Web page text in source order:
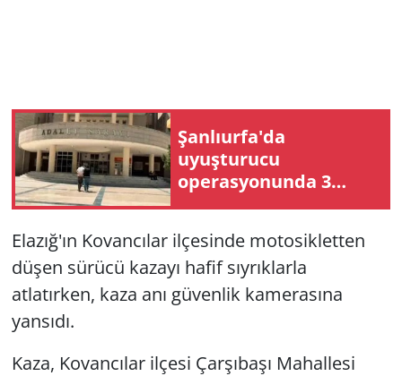
Şanlıurfa'da
uyuşturucu
operasyonunda 3
tutuklama
Elazığ'ın Kovancılar ilçesinde motosikletten
düşen sürücü kazayı hafif sıyrıklarla
atlatırken, kaza anı güvenlik kamerasına
yansıdı.
Kaza, Kovancılar ilçesi Çarşıbaşı Mahallesi